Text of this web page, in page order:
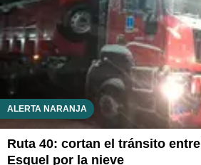
ALERTA NARANJA
Ruta 40: cortan el tránsito
Esquel por la nieve